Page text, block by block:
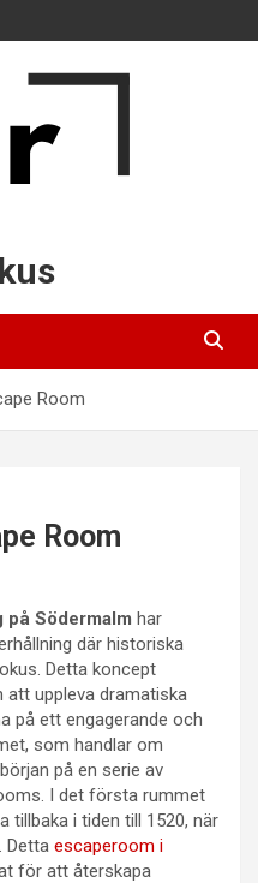
Room
Room
på Södermalm har
där historiska
Detta koncept
att uppleva dramatiska
på ett engagerande och
som handlar om
på en serie av
I det första rummet
tillbaka i tiden till 1520, när
Detta escaperoom i
för att återskapa